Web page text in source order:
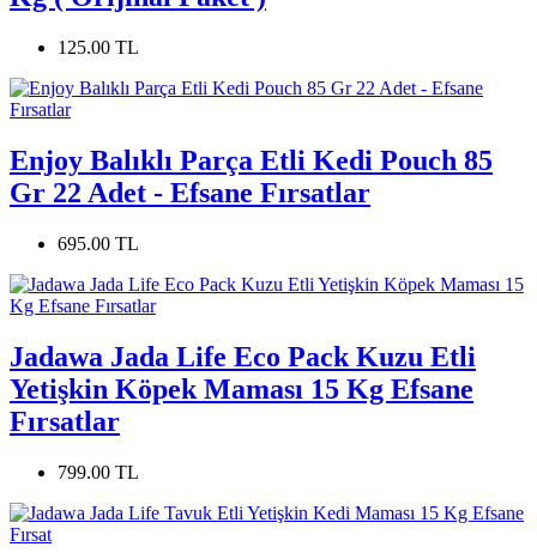
125.00 TL
Enjoy Balıklı Parça Etli Kedi Pouch 85
Gr 22 Adet - Efsane Fırsatlar
695.00 TL
Jadawa Jada Life Eco Pack Kuzu Etli
Yetişkin Köpek Maması 15 Kg Efsane
Fırsatlar
799.00 TL